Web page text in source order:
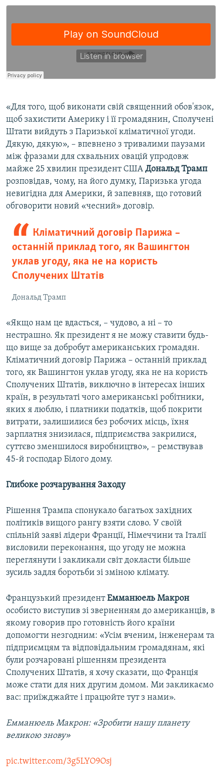
​«Для того, щоб виконати свій священний обов'язок,
щоб захистити Америку і її громадянин, Сполучені
Штати вийдуть з Паризької кліматичної угоди.
Дякую, дякую», – впевнено з тривалими паузами
між фразами для схвальних овацій упродовж
майже 25 хвилин президент США Дональд Трамп
розповідав, чому, на його думку, Паризька угода
невигідна для Америки, й запевняв, що готовий
обговорити новий «чесний» договір.
Кліматичний договір Парижа –
останній приклад того, як Вашингтон
уклав угоду, яка не на користь
Сполучених Штатів
Дональд Трамп
«Якщо нам це вдасться, – чудово, а ні – то
нестрашно. Як президент я не можу ставити будь-
що вище за добробут американських громадян.
Кліматичний договір Парижа – останній приклад
того, як Вашингтон уклав угоду, яка не на користь
Сполучених Штатів, виключно в інтересах інших
країн, в результаті чого американські робітники,
яких я люблю, і платники податків, щоб покрити
витрати, залишилися без робочих місць, їхня
зарплатня знизилася, підприємства закрилися,
суттєво зменшилося виробництво», – ремствував
45-й господар Білого дому.
Глибоке розчарування Заходу
Рішення Трампа спонукало багатьох західних
політиків вищого рангу взяти слово. У своїй
спільній заяві лідери Франції, Німеччини та Італії
висловили переконання, що угоду не можна
переглянути і закликали світ докласти більше
зусиль задля боротьби зі зміною клімату.
Французький президентЕмманюель Макрон
особисто виступив зі зверненням до американців, в
якому говорив про готовність його країни
допомогти незгодним: «Усім вченим, інженерам та
підприємцям та відповідальним громадянам, які
були розчаровані рішенням президента
Сполучених Штатів, я хочу сказати, що Франція
може стати для них другим домом. Ми закликаємо
вас: приїжджайте і працюйте тут з нами».
Емманюель Макрон: «Зробити нашу планету
великою знову»
pic.twitter.com/3g5LYO9Osj